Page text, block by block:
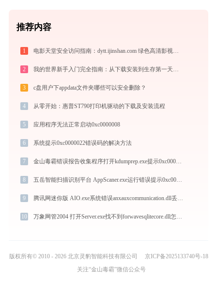
推荐内容
1 电影天堂安全访问指南：dytt.ijinshan.com 绿色高清影视资源获取秘籍
2
3 c盘用户下appdata文件夹哪些可以安全删除？
4 从零开始：惠普ST790打印机驱动的下载及安装流程
5 应用程序无法正常启动0xc0000008
6 系统提示0xc0000022错误码的解决方法
7 金山毒霸错误报告收集程序打开kdumprep.exe提示0xc0000096错误码怎么办
8 五岳智能扫描识别平台 AppScaner.exe运行错误提示0xc000007b的解决办法
9 腾讯网迷你版 AIO.exe系统错误anxauxcommunication.dll丢失如何解决
10
版权所有© 2010 - 2026 北京灵豹智能科技有限公司
京ICP备2025133740号-18
关注“金山毒霸”微信公众号